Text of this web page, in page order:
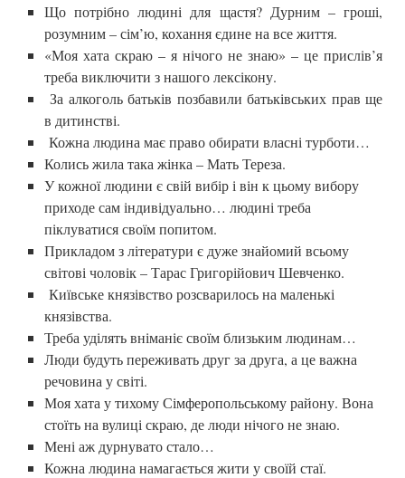
Що потрібно людині для щастя? Дурним – гроші,
розумним – сім’ю, кохання єдине на все життя.
«Моя хата скраю – я нічого не знаю» – це прислів’я
треба виключити з нашого лексікону.
За алкоголь батьків позбавили батьківських прав ще
в дитинстві.
Кожна людина має право обирати власні турботи…
Колись жила така жінка – Мать Тереза.
У кожної людини є свій вибір і він к цьому вибору
приходе сам індивідуально… людині треба
піклуватися своїм попитом.
Прикладом з літератури є дуже знайомий всьому
світові чоловік – Тарас Григорійович Шевченко.
Київське князівство розсварилось на маленькі
князівства.
Треба уділять вніманіє своїм близьким людинам…
Люди будуть переживать друг за друга, а це важна
речовина у світі.
Моя хата у тихому Сімферопольському району. Вона
стоїть на вулиці скраю, де люди нічого не знаю.
Мені аж дурнувато стало…
Кожна людина намагається жити у своїй стаї.